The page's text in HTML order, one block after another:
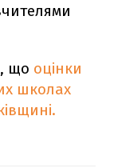
, що оцінки
школах